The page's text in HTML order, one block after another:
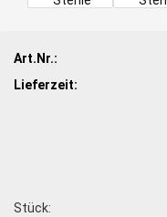
Art.Nr.:
Lieferzeit:
Stück: